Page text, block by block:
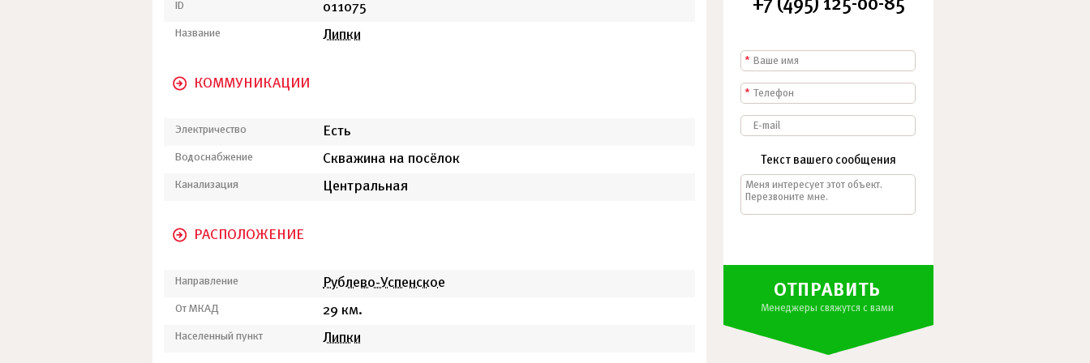
ID 011075
Название Липки
КОММУНИКАЦИИ
Электричество Есть
Водоснабжение Скважина на посёлок
Канализация Центральная
РАСПОЛОЖЕНИЕ
Направление Рублево-Успенское
От МКАД 29 км.
Населенный пункт Липки
+7 (495) 125-00-85
*
*
Текст вашего сообщения
ОТПРАВИТЬ
Менеджеры свяжутся с вами